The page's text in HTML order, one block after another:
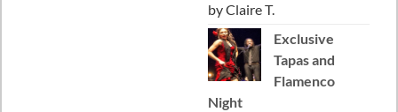
Rated5out
of 5
by Claire T.
Exclusive
Tapas and
Flamenco
Night